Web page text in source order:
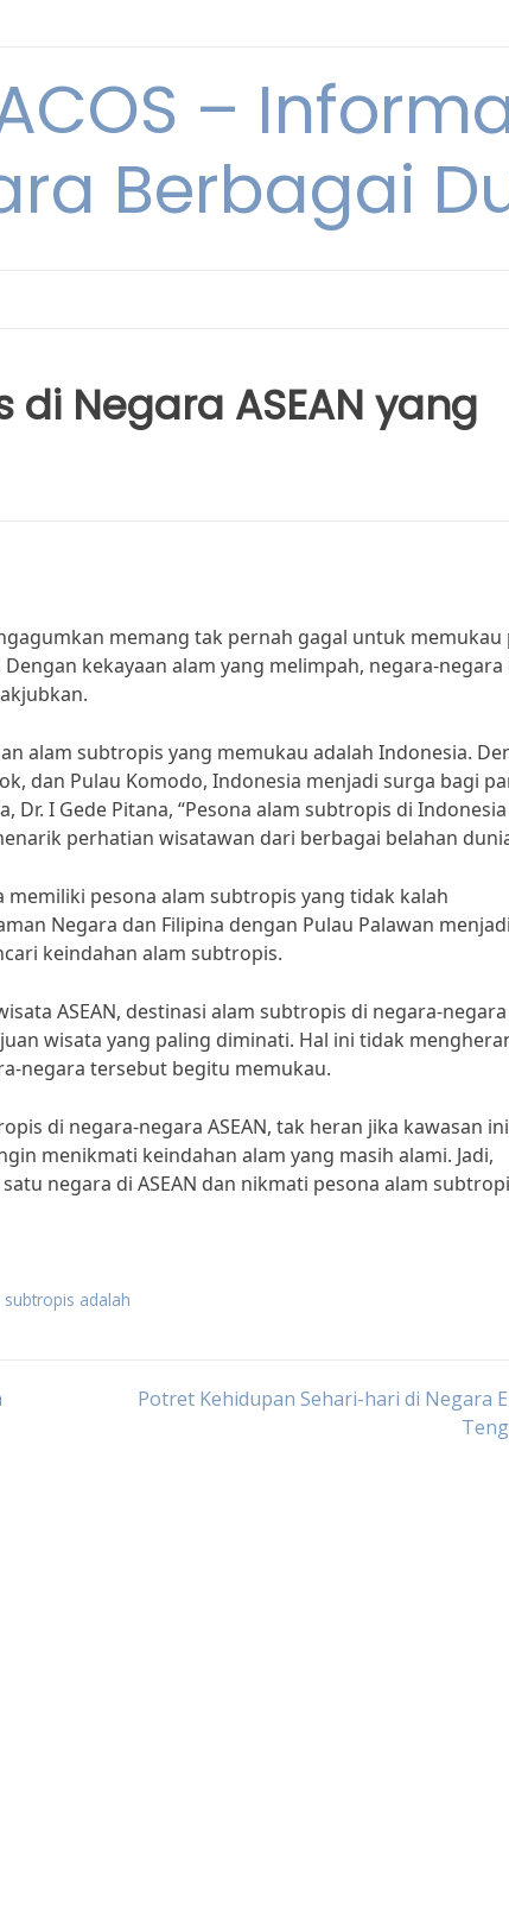
–
Berbagai
Negara ASEAN yang
memang tak pernah gagal untuk memukau
kekayaan alam yang melimpah, negara-negara
alam subtropis yang memukau adalah Indonesia.
dan Pulau Komodo, Indonesia menjadi surga bagi
I Gede Pitana, “Pesona alam subtropis di Indonesia
perhatian wisatawan dari berbagai belahan
memiliki pesona alam subtropis yang tidak kalah
Negara dan Filipina dengan Pulau Palawan menjadi
keindahan alam subtropis.
ASEAN, destinasi alam subtropis di negara-negara
wisata yang paling diminati. Hal ini tidak
negara tersebut begitu memukau.
di negara-negara ASEAN, tak heran jika kawasan ini
menikmati keindahan alam yang masih alami. Jadi,
negara di ASEAN dan nikmati pesona alam
adalah
Potret Kehidupan Sehari-hari di Negara